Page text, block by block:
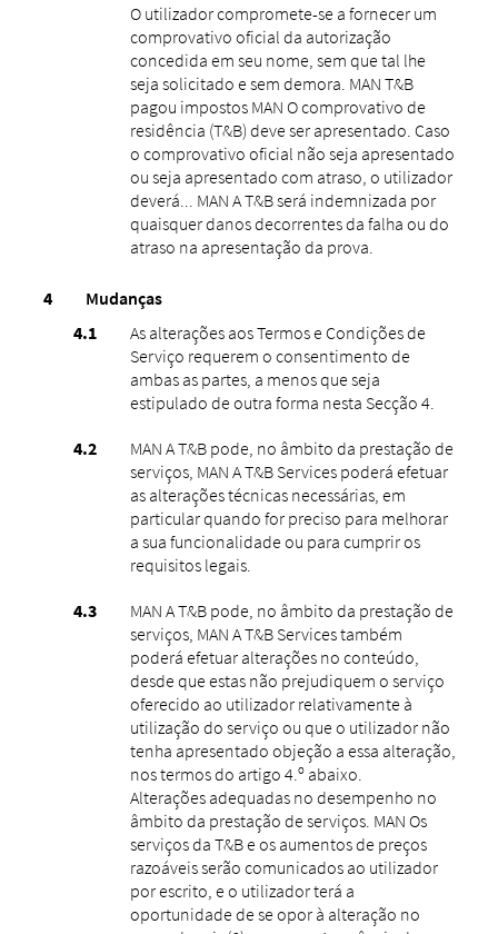
O utilizador compromete-se a fornecer um
comprovativo oficial da autorização
concedida em seu nome, sem que tal lhe
seja solicitado e sem demora. MAN T&B
pagou impostos MAN O comprovativo de
residência (T&B) deve ser apresentado. Caso
o comprovativo oficial não seja apresentado
ou seja apresentado com atraso, o utilizador
deverá... MAN A T&B será indemnizada por
quaisquer danos decorrentes da falha ou do
atraso na apresentação da prova.
Mudanças
As alterações aos Termos e Condições de
Serviço requerem o consentimento de
ambas as partes, a menos que seja
estipulado de outra forma nesta Secção 4.
MAN A T&B pode, no âmbito da prestação de
serviços, MAN A T&B Services poderá efetuar
as alterações técnicas necessárias, em
particular quando for preciso para melhorar
a sua funcionalidade ou para cumprir os
requisitos legais.
MAN A T&B pode, no âmbito da prestação de
serviços, MAN A T&B Services também
poderá efetuar alterações no conteúdo,
desde que estas não prejudiquem o serviço
oferecido ao utilizador relativamente à
utilização do serviço ou que o utilizador não
tenha apresentado objeção a essa alteração,
nos termos do artigo 4.º abaixo.
Alterações adequadas no desempenho no
âmbito da prestação de serviços. MAN Os
serviços da T&B e os aumentos de preços
razoáveis ​​serão comunicados ao utilizador
por escrito, e o utilizador terá a
oportunidade de se opor à alteração no